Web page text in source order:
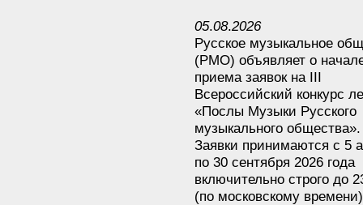
05.08.2026
Русское музыкальное
(РМО) объявляет о
приема заявок на III
Всероссийский конкурс
«Послы Музыки Русского
музыкального общества».
Заявки принимаются с 5
по 30 сентября 2026 года
включительно строго до
(по московскому